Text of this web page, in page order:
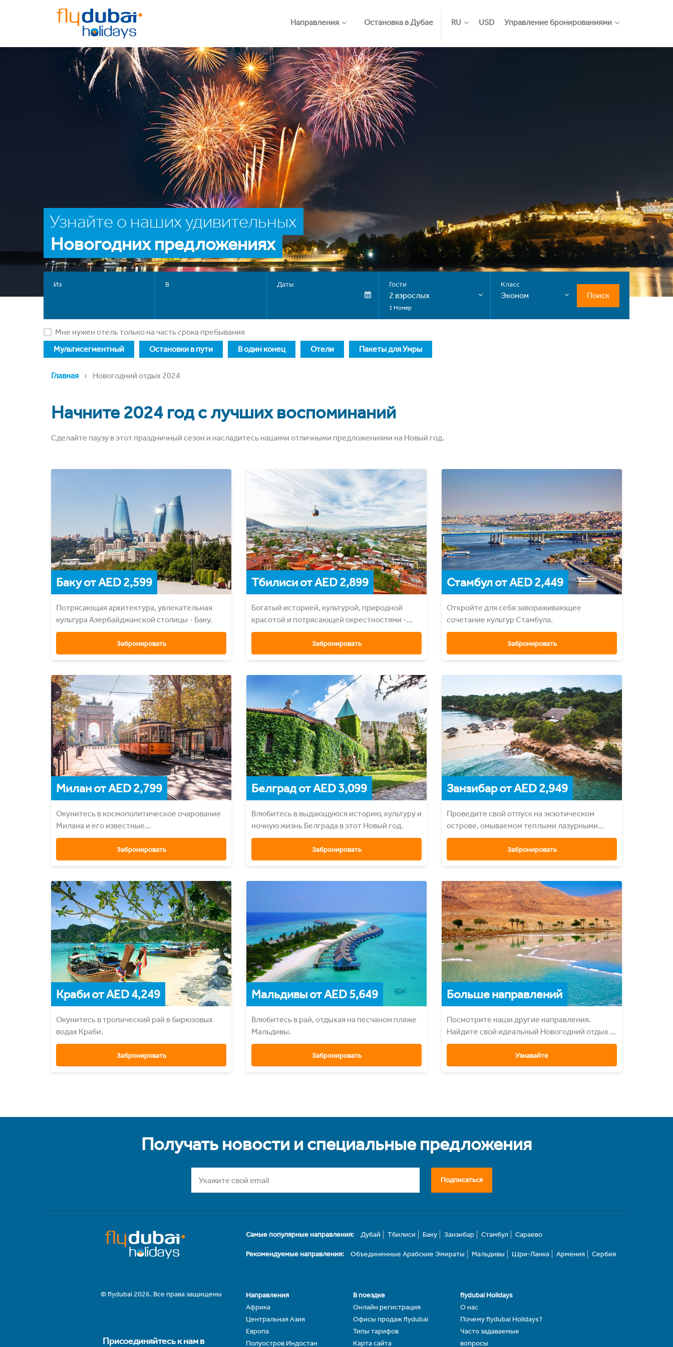
Направления Остановка в Дубае RU USD Управление бронированиями
Узнайте о наших удивительных
Новогодних предложениях
Из В Даты Гости
2 взрослых
1 Номер
Класс
Эконом Поиск
Мультисегментный Остановки в пути В один конец Отели Пакеты для Умры
Мне нужен отель только на часть срока пребывания
Главная › Новогодний отдых 2024
Начните 2024 год с лучших воспоминаний
Сделайте паузу в этот праздничный сезон и насладитесь нашими отличными предложениями на Новый год.
Баку от AED 2,599
Потрясающая архитектура, увлекательная
культура Азербайджанcкой столицы - Баку.
Забронировать
Тбилиси от AED 2,899
Богатый историей, культурой, природной
красотой и потрясающей окрестностями -
Тбилиси
Забронировать
Стамбул от AED 2,449
Откройте для себя завораживающее
сочетание культур Стамбула.
Забронировать
Милан от AED 2,799
Окунитесь в космополитическое очарование
Милана и его известные
достопримечательности.
Забронировать
Белград от AED 3,099
Влюбитесь в выдающуюся историю, культуру и
ночную жизнь Белграда в этот Новый год.
Забронировать
Занзибар от AED 2,949
Проведите свой отпуск на экзотическом
острове, омываемом теплыми лазурными
водамиs.
Забронировать
Краби от AED 4,249
Окунитесь в тропический рай в бирюзовых
водах Краби.
Забронировать
Мальдивы от AED 5,649
Влюбитесь в рай, отдыхая на песчаном пляже
Мальдивы.
Забронировать
Больше направлений
Посмотрите наши другие направления.
Найдите свой идеальный Hовогодний отдых и
бронируйте сейчас.
Узнавайте
Получать новости и специальные предложения
Подписаться
Самые популярные направления: Дубай Тбилиси Баку Занзибар Стамбул Сараево
Рекомендуемые направления: Объединенные Арабские Эмираты Мальдивы Шри-Ланка Армения Сербия
© flydubai 2026. Все права защищены
Присоединяйтесь к нам в
Направления
Африка
Центральная Азия
Европа
Полуостров Индостан
В поездке
Онлайн регистрация
Офисы продаж flydubai
Типы тарифов
Карта сайта
flydubai Holidays
О нас
Почему flydubai Holidays?
Часто задаваемые
вопросы